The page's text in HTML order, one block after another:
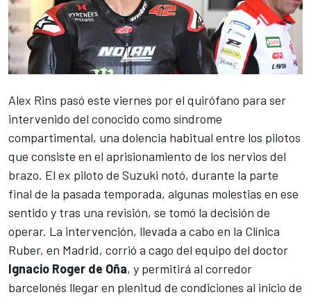
Alex Rins pasó este viernes por el quirófano para ser
intervenido del conocido como síndrome
compartimental, una dolencia habitual entre los pilotos
que consiste en el aprisionamiento de los nervios del
brazo. El ex piloto de Suzuki notó, durante la parte
final de la pasada temporada, algunas molestias en ese
sentido y tras una revisión, se tomó la decisión de
operar. La intervención, llevada a cabo en la Clínica
Ruber, en Madrid, corrió a cago del equipo del doctor
Ignacio Roger de Oña, y permitirá al corredor
barcelonés llegar en plenitud de condiciones al inicio de